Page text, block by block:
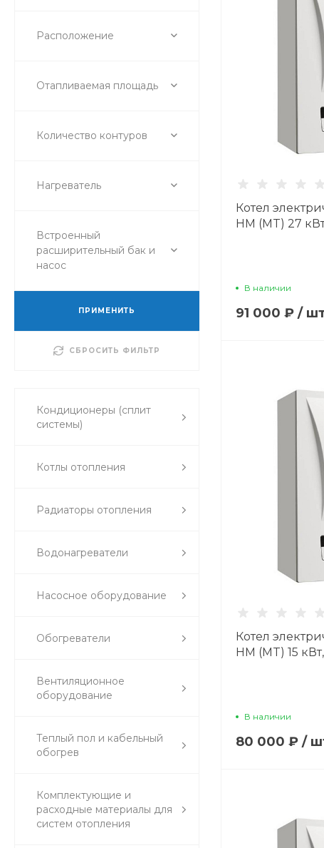
Расположение
Отапливаемая площадь
Количество контуров
Нагреватель
Встроенный
расширительный бак и
насос
ПРИМЕНИТЬ
СБРОСИТЬ ФИЛЬТР
Кондиционеры (сплит
системы)
Котлы отопления
Радиаторы отопления
Водонагреватели
Насосное оборудование
Обогреватели
Вентиляционное
оборудование
Теплый пол и кабельный
обогрев
Комплектующие и
расходные материалы для
систем отопления
Котел
HM (MT) 27
В наличии
91 000 ₽ /
Котел
HM (MT) 15
В наличии
80 000 ₽ /